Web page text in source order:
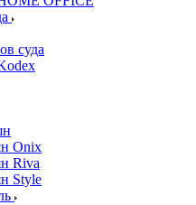
суда
Onix
Riva
Style